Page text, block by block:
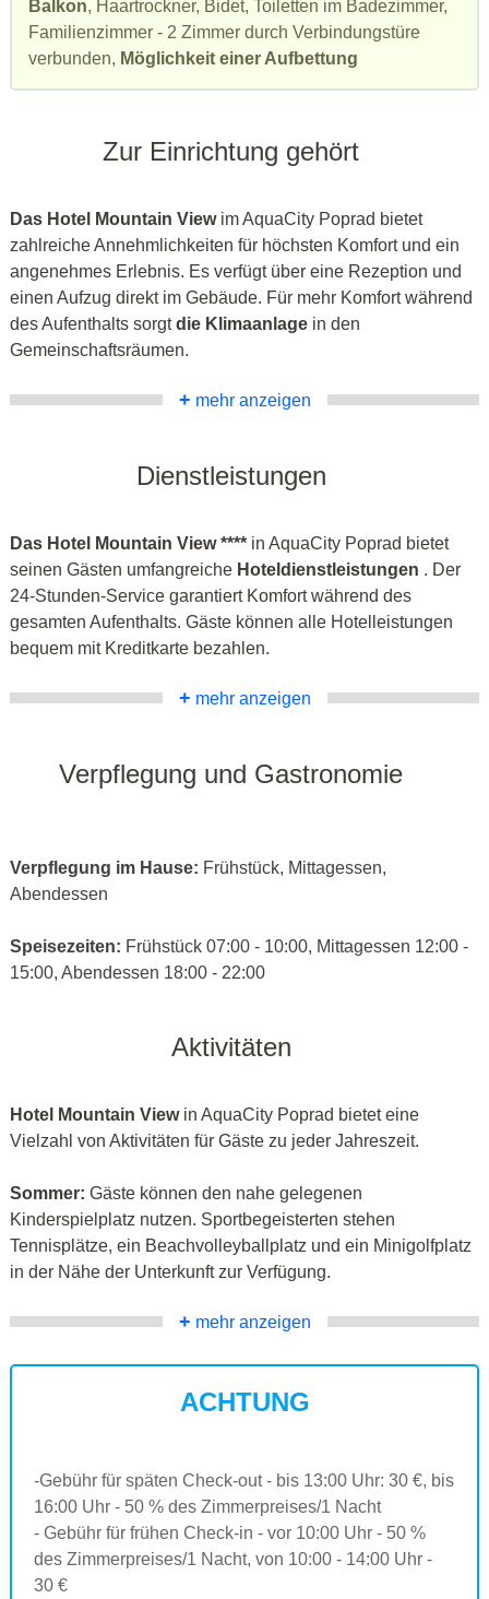
Balkon, Haartrockner, Bidet, Toiletten im Badezimmer,
Familienzimmer - 2 Zimmer durch Verbindungstüre
verbunden, Möglichkeit einer Aufbettung
Zur Einrichtung gehört
Das Hotel Mountain Viewim AquaCity Poprad bietet
zahlreiche Annehmlichkeiten für höchsten Komfort und ein
angenehmes Erlebnis. Es verfügt über eine Rezeption und
einen Aufzug direkt im Gebäude. Für mehr Komfort während
des Aufenthalts sorgtdie Klimaanlage in den
Gemeinschaftsräumen.
+ mehr anzeigen
Dienstleistungen
Das Hotel Mountain View **** in AquaCity Poprad bietet
seinen Gästen umfangreiche Hoteldienstleistungen . Der
24-Stunden-Service garantiert Komfort während des
gesamten Aufenthalts. Gäste können alle Hotelleistungen
bequem mit Kreditkarte bezahlen.
+ mehr anzeigen
Verpflegung und Gastronomie
Verpflegung im Hause: Frühstück, Mittagessen,
Abendessen
Speisezeiten: Frühstück 07:00 - 10:00, Mittagessen 12:00 -
15:00, Abendessen 18:00 - 22:00
Aktivitäten
Hotel Mountain Viewin AquaCity Poprad bietet eine
Vielzahl von Aktivitäten für Gäste zu jeder Jahreszeit.
Sommer: Gäste können den nahe gelegenen
Kinderspielplatz nutzen. Sportbegeisterten stehen
Tennisplätze, ein Beachvolleyballplatz und ein Minigolfplatz
in der Nähe der Unterkunft zur Verfügung.
+ mehr anzeigen
ACHTUNG
-Gebühr für späten Check-out - bis 13:00 Uhr: 30 €, bis
16:00 Uhr - 50 % des Zimmerpreises/1 Nacht
- Gebühr für frühen Check-in - vor 10:00 Uhr - 50 %
des Zimmerpreises/1 Nacht, von 10:00 - 14:00 Uhr -
30 €